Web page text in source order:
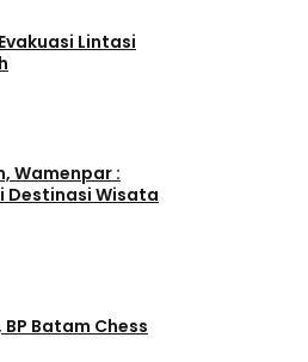
Lintasi
Wamenpar :
Destinasi Wisata
Batam Chess